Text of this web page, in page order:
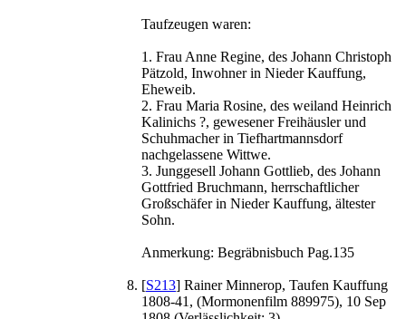
Taufzeugen waren:
1. Frau Anne Regine, des Johann Christoph
Pätzold, Inwohner in Nieder Kauffung,
Eheweib.
2. Frau Maria Rosine, des weiland Heinrich
Kalinichs ?, gewesener Freihäusler und
Schuhmacher in Tiefhartmannsdorf
nachgelassene Wittwe.
3. Junggesell Johann Gottlieb, des Johann
Gottfried Bruchmann, herrschaftlicher
Großschäfer in Nieder Kauffung, ältester
Sohn.
Anmerkung: Begräbnisbuch Pag.135
[S213] Rainer Minnerop, Taufen Kauffung
1808-41, (Mormonenfilm 889975), 10 Sep